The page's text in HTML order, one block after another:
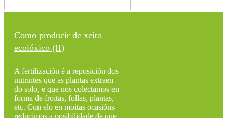
Como producir de xeito
ecolóxico (II)
A fertilización é a reposición dos
nutrintes que as plantas extraen
do solo, e que nos colectamos en
forma de froitas, follas, plantas,
etc. Con elo en moitas ocasións
reducimos a posibilidade de que